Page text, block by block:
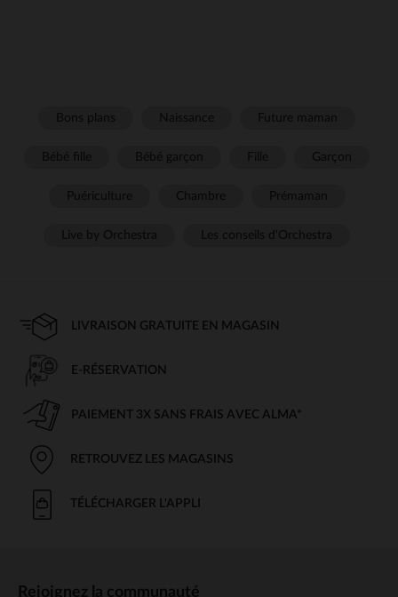
LIVRAISON GRATUITE EN MAGASIN
E-RÉSERVATION
PAIEMENT 3X SANS FRAIS AVEC ALMA*
RETROUVEZ LES MAGASINS
TÉLÉCHARGER L'APPLI
Rejoignez la communauté